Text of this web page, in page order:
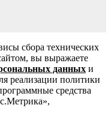
сбора технических
вы выражаете
данных и
реализации политики
средства